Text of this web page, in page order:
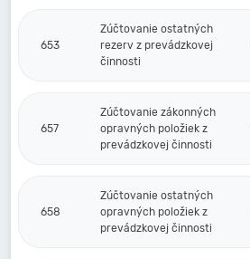
653
Zúčtovanie ostatných
rezerv z prevádzkovej
činnosti
657
Zúčtovanie zákonných
opravných položiek z
prevádzkovej činnosti
658
Zúčtovanie ostatných
opravných položiek z
prevádzkovej činnosti